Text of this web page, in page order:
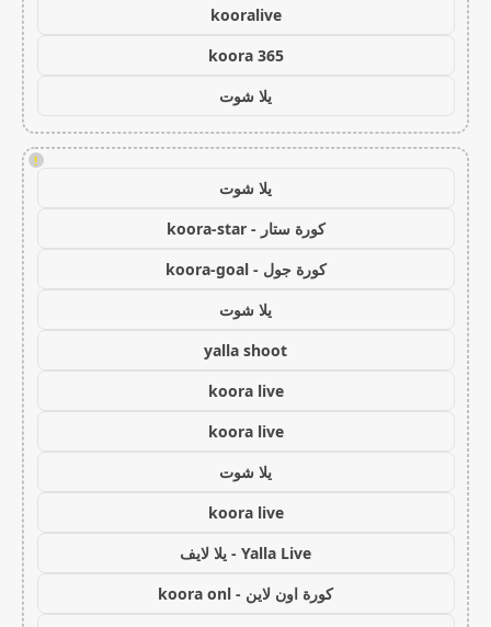
kooralive
koora 365
يلا شوت
!
يلا شوت
كورة ستار - koora-star
كورة جول - koora-goal
يلا شوت
yalla shoot
koora live
koora live
يلا شوت
koora live
Yalla Live - يلا لايف
كورة اون لاين - koora onl